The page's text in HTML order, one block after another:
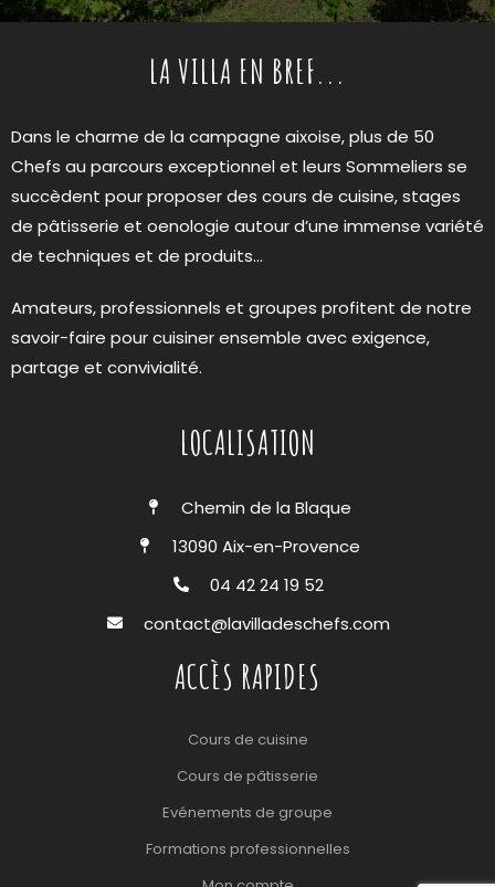
LA VILLA EN BREF...
Dans le charme de la campagne aixoise, plus de 50
Chefs au parcours exceptionnel et leurs Sommeliers se
succèdent pour proposer des cours de cuisine, stages
de pâtisserie et oenologie autour d’une immense variété
de techniques et de produits…
Amateurs, professionnels et groupes profitent de notre
savoir-faire pour cuisiner ensemble avec exigence,
partage et convivialité.
LOCALISATION
Chemin de la Blaque
13090 Aix-en-Provence
04 42 24 19 52
contact@lavilladeschefs.com
ACCÈS RAPIDES
Cours de cuisine
Cours de pâtisserie
Evénements de groupe
Formations professionnelles